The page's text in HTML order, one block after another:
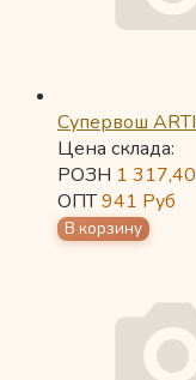
Супервош
Цена склада:
РОЗН 1 317,40
ОПТ941 Руб